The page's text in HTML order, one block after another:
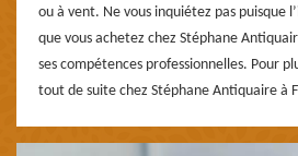
ou à vent. Ne vous inquiétez pas puisque
que vous achetez chez Stéphane
ses compétences professionnelles. Pour
tout de suite chez Stéphane Antiquaire à